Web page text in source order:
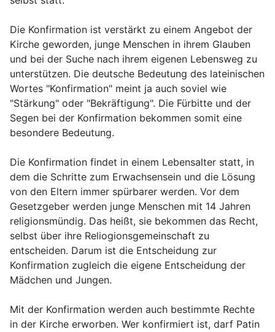
Die Konfirmation ist verstärkt zu einem Angebot der
Kirche geworden, junge Menschen in ihrem Glauben
und bei der Suche nach ihrem eigenen Lebensweg zu
unterstützen. Die deutsche Bedeutung des lateinischen
Wortes "Konfirmation" meint ja auch soviel wie
"Stärkung" oder "Bekräftigung". Die Fürbitte und der
Segen bei der Konfirmation bekommen somit eine
besondere Bedeutung.
Die Konfirmation findet in einem Lebensalter statt, in
dem die Schritte zum Erwachsensein und die Lösung
von den Eltern immer spürbarer werden. Vor dem
Gesetzgeber werden junge Menschen mit 14 Jahren
religionsmündig. Das heißt, sie bekommen das Recht,
selbst über ihre Reliogionsgemeinschaft zu
entscheiden. Darum ist die Entscheidung zur
Konfirmation zugleich die eigene Entscheidung der
Mädchen und Jungen.
Mit der Konfirmation werden auch bestimmte Rechte
in der Kirche erworben. Wer konfirmiert ist, darf Patin